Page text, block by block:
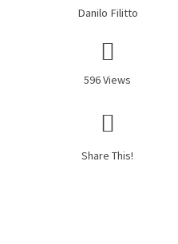
Danilo Filitto
596 Views
Share This!